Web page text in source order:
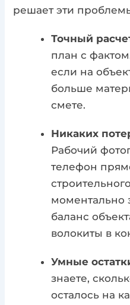
решает эти
Точный
план с
если на
больше
смете.
Никаких
Рабочий
телефон
моментально
баланс
волокиты в
Умные
знаете,
осталось на